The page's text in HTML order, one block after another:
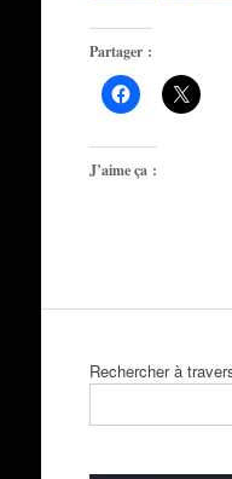
Partager :
J’aime ça :
Rechercher à